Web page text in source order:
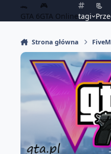
🐊
GTA 6
🎮
GTA Onlinetagi
📃
Strona główna FiveM